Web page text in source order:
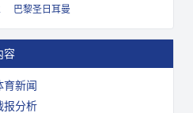
巴黎圣日耳曼
容
育新闻
报分析